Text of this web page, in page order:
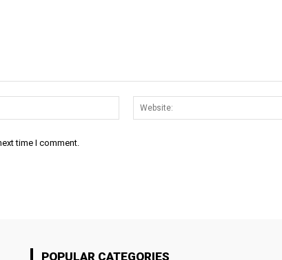
Email:*
time I comment.
POPULAR CATEGORIES